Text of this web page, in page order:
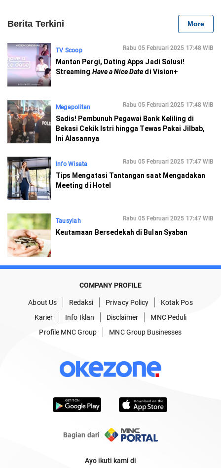
Berita Terkini More
TV Scoop Rabu 05 Februari 2025 17:48 WIB
Mantan Pergi, Dating Apps Jadi Solusi!
Streaming Have a Nice Date di Vision+
Megapolitan Rabu 05 Februari 2025 17:48 WIB
Sadis! Pembunuh Pegawai Bank Keliling di
Bekasi Cekik Istri hingga Tewas Pakai Jilbab,
Ini Alasannya
Info Wisata Rabu 05 Februari 2025 17:47 WIB
Tips Mengatasi Tantangan saat Mengadakan
Meeting di Hotel
Tausyiah Rabu 05 Februari 2025 17:47 WIB
Keutamaan Bersedekah di Bulan Syaban
COMPANY PROFILE
About Us Redaksi Privacy Policy
Kotak Pos
Karier
Info Iklan Disclaimer
MNC Peduli
Profile MNC Group
MNC Group Businesses
Bagian dari
Ayo ikuti kami di